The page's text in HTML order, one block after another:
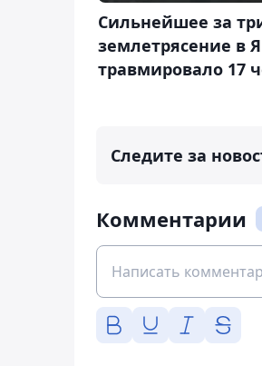
Сильнейшее за
землетрясение в
травмировало 17
Следите за
Комментарии